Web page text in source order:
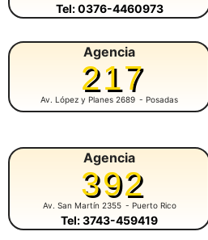
Tel: 0376-4460973
Agencia
217
Av. López y Planes 2689 - Posadas
Agencia
392
Av. San Martín 2355 - Puerto Rico
Tel: 3743-459419